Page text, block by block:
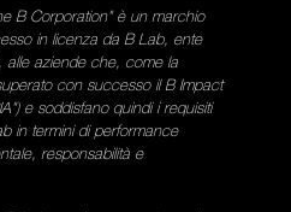
B Corporation" è un marchio
in licenza da B Lab, ente
alle aziende che, come la
con successo il B Impact
e soddisfano quindi i requisiti
in termini di performance
responsabilità e